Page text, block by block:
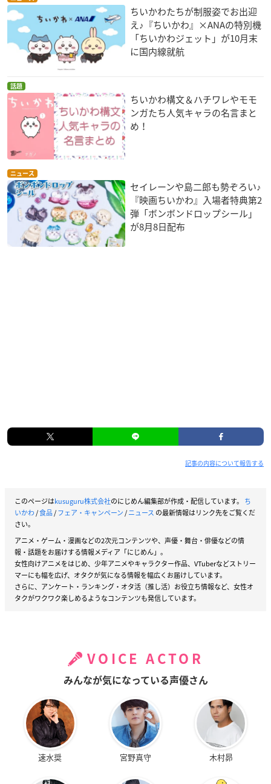
ちいかわたちが制服姿でお出迎
え♪『ちいかわ』×ANAの特別機
「ちいかわジェット」が10月末
に国内線就航
話題
ちいかわ構文＆ハチワレやモモ
ンガたち人気キャラの名言まと
め！
ニュース
セイレーンや島二郎も勢ぞろい♪
『映画ちいかわ』入場者特典第2
弾「ボンボンドロップシール」
が8月8日配布
記事の内容について報告する
このページはkusuguru株式会社のにじめん編集部が作成・配信しています。 ち
いかわ/食品/フェア・キャンペーン/ニュース の最新情報はリンク先をご覧くだ
さい。
アニメ・ゲーム・漫画などの2次元コンテンツや、声優・舞台・俳優などの情
報・話題をお届けする情報メディア「にじめん」。
女性向けアニメをはじめ、少年アニメやキャラクター作品、VTuberなどストリー
マーにも幅を広げ、オタクが気になる情報を幅広くお届けしています。
さらに、アンケート・ランキング・オタ活（推し活）お役立ち情報など、女性オ
タクがワクワク楽しめるようなコンテンツも発信しています。
VOICE ACTOR
みんなが気になっている声優さん
速水奨 宮野真守 木村昴